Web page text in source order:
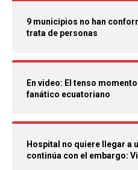
9 municipios no han
trata de personas
En video: El tenso
fanático ecuatoriano
Hospital no quiere llegar a
continúa con el embargo: